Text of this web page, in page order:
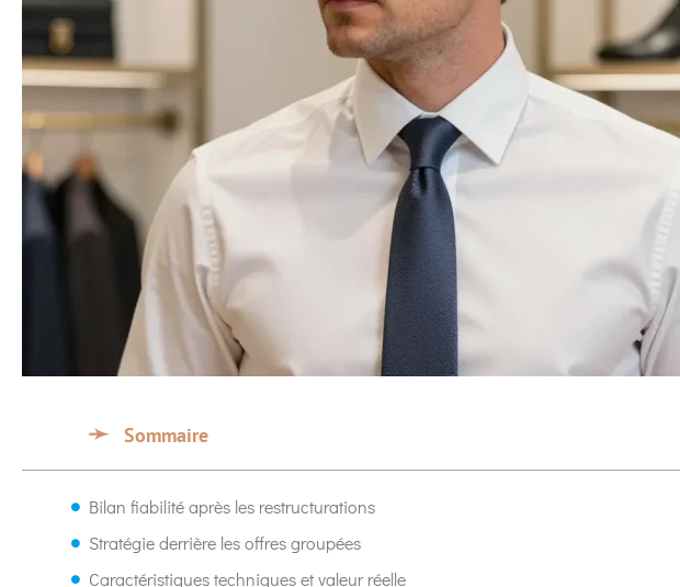
Sommaire
Bilan fiabilité après les restructurations
Stratégie derrière les offres groupées
Caractéristiques techniques et valeur réelle